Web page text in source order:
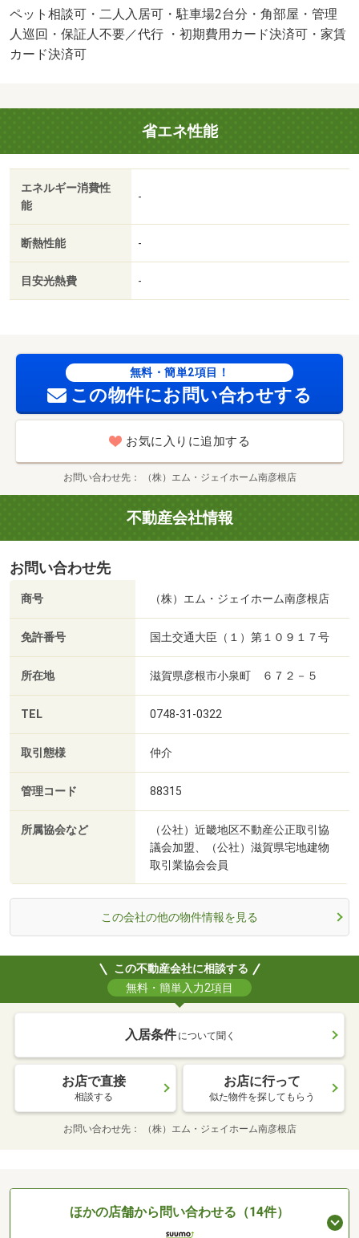
アコン／ガスコンロ対応／シャワー付洗面台／ＴＶインタ
ーホン／浴室乾燥機／室内洗濯置／シューズボックス／シ
ステムキッチン／追焚機能浴室／角住戸／温水洗浄便座／
ォークインクロゼット／保証人不要／駐車２台可／二人入
居相談／２４時間緊急通報システム／２沿線利用可／ネッ
ト使用料不要／床下収納／雨戸／複層ガラス／２駅利用可
／３駅以上利用可／敷地内ごみ置き場／セキュリティ会社
加入済／都市ガス／シャッター／ＢＳ／ＩＴ重説 対応物
件／ＬＧＢＴフレンドリー／初期費用カード決済可／家賃
まで８７４ｍ／彦根市立中央中学校（中学校）まで５１４
ｍ／滋賀県立彦根東高等学校（高校・高専）まで２６６３
ｍ／滋賀県立大学（大学・短大）まで２４８５ｍ／ファミ
ペット相談可・二人入居可・駐車場2台分・角部屋・管理
人巡回・保証人不要／代行 ・初期費用カード決済可・家賃
カード決済可
省エネ性能
エネルギー消費性
能
-
断熱性能 -
目安光熱費 -
無料・簡単2項目！
この物件にお問い合わせする
お気に入りに追加する
お問い合わせ先 （株）エム・ジェイホーム南彦根店
不動産会社情報
お問い合わせ先
商号 （株）エム・ジェイホーム南彦根店
免許番号 国土交通大臣（１）第１０９１７号
所在地 滋賀県彦根市小泉町 ６７２－５
TEL 0748-31-0322
取引態様 仲介
管理コード 88315
所属協会など
（公社）近畿地区不動産公正取引協
議会加盟、（公社）滋賀県宅地建物
取引業協会会員
この会社の他の物件情報を見る
この不動産会社に相談する
無料・簡単入力2項目
入居条件 について聞く
お店で直接
相談する
お店に行って
似た物件を探してもらう
お問い合わせ先 （株）エム・ジェイホーム南彦根店
ほかの店舗から問い合わせる（14件）